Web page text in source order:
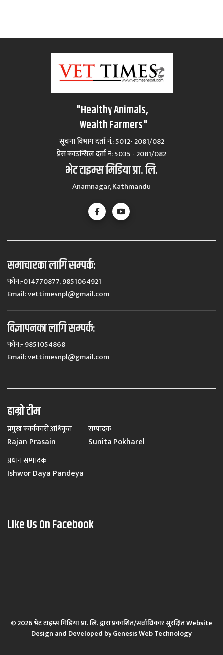
"Healthy Animals,
Wealth Farmers"
सूचना विभाग दर्ता नं.: 5012- 2081/082
प्रेस काउन्सिल दर्ता नं‍: 5035 - 2081/082
भेट टाइम्स मिडिया प्रा. लि.
Anamnagar, Kathmandu
समाचारका लागि सम्पर्कः
फोन:-014770877, 9851064921
Email:vettimesnpl@gmail.com
विज्ञापनका लागि सम्पर्कः
फोन:- 9851054868
Email:vettimesnpl@gmail.com
हाम्रो टीम
प्रमुख कार्यकारी अधिकृत
Rajan Prasain
सम्पादक
Sunita Pokharel
प्रधान सम्पादक
Ishwor Daya Pandeya
Like Us On Facebook
© 2026 भेट टाइम्स मिडिया प्रा. लि. द्वारा प्रकाशित/सर्वाधिकार सुरक्षित Website
Design and Developed byGenesis Web Technology